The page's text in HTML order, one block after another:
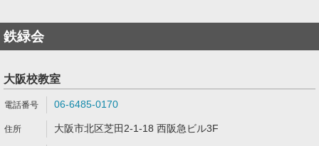
鉄緑会
大阪校教室
06-6485-0170
大阪市北区芝田2-1-18 西阪急ビル3F